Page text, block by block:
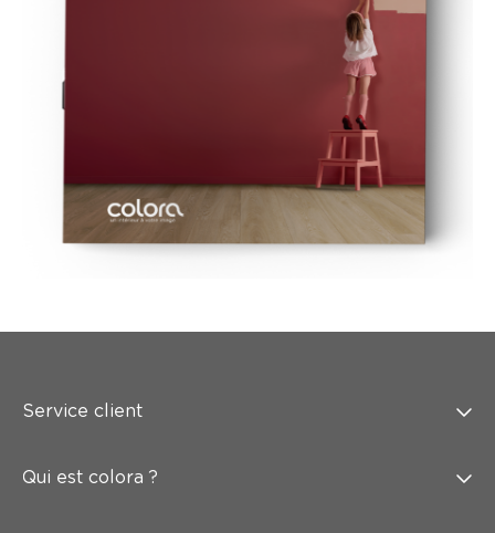
Service client
Qui est colora ?